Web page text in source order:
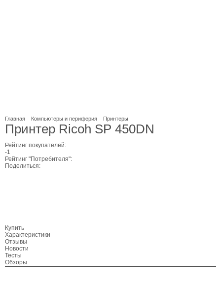
Главная Компьютеры и периферия Принтеры
Принтер Ricoh SP 450DN
Рейтинг покупателей:
-1
Рейтинг "Потребителя":
Поделиться:
Купить
Характеристики
Отзывы
Новости
Тесты
Обзоры